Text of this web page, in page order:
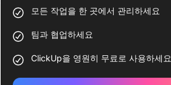
모든 작업을 한 곳에서 관리하세요
팀과 협업하세요
ClickUp을 영원히 무료로 사용하세요